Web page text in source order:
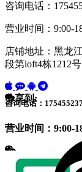
咨询电话：
营业时间：9:00-
店铺地址：黑龙
段第loft4栋1212号
咨询电话：
营业时间：9:00-
分享到: